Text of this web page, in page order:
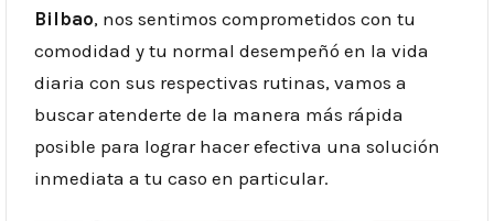
Bilbao, nos sentimos comprometidos con tu
comodidad y tu normal desempeñó en la vida
diaria con sus respectivas rutinas, vamos a
buscar atenderte de la manera más rápida
posible para lograr hacer efectiva una solución
inmediata a tu caso en particular.